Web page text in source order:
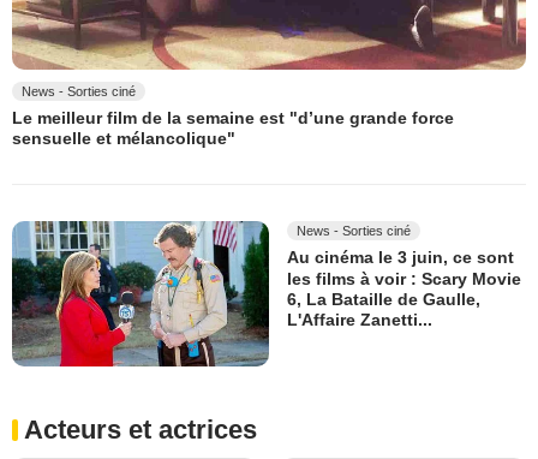
News - Sorties ciné
Le meilleur film de la semaine est "d’une grande force
sensuelle et mélancolique"
News - Sorties ciné
Au cinéma le 3 juin, ce sont
les films à voir : Scary Movie
6, La Bataille de Gaulle,
L'Affaire Zanetti...
Acteurs et actrices